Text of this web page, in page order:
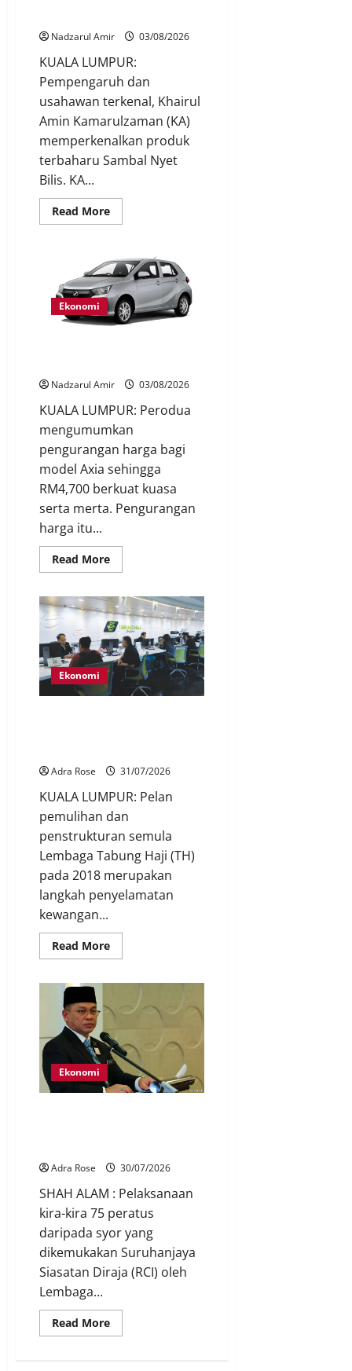
Nadzarul Amir 03/08/2026
KUALA LUMPUR:
Pempengaruh dan
usahawan terkenal, Khairul
Amin Kamarulzaman (KA)
memperkenalkan produk
terbaharu Sambal Nyet
Bilis. KA...
Read More
Ekonomi
Nadzarul Amir 03/08/2026
KUALA LUMPUR: Perodua
mengumumkan
pengurangan harga bagi
model Axia sehingga
RM4,700 berkuat kuasa
serta merta. Pengurangan
harga itu...
Read More
Ekonomi
Adra Rose 31/07/2026
KUALA LUMPUR: Pelan
pemulihan dan
penstrukturan semula
Lembaga Tabung Haji (TH)
pada 2018 merupakan
langkah penyelamatan
kewangan...
Read More
Ekonomi
Adra Rose 30/07/2026
SHAH ALAM : Pelaksanaan
kira-kira 75 peratus
daripada syor yang
dikemukakan Suruhanjaya
Siasatan Diraja (RCI) oleh
Lembaga...
Read More